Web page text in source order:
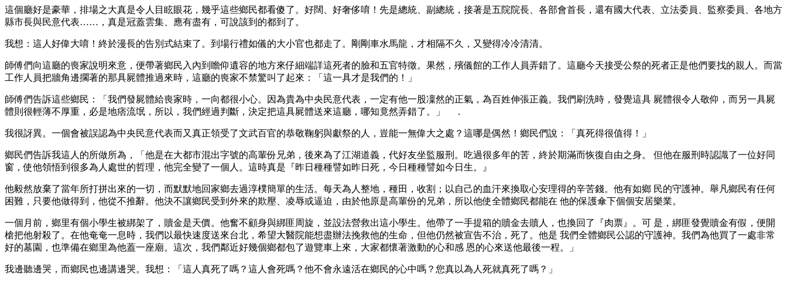
這個廳好是豪華，排場之大真是令人目眩眼花，幾乎這些鄉民都看傻了。好闊、好奢侈唷！先是總統、副總統，接著是五院院長、各部會首長，還有國大代表、立法委員、監察委員、各地方
縣市長與民意代表……，真是冠蓋雲集、應有盡有，可說該到的都到了。
我想：這人好偉大唷！終於漫長的告別式結束了。到場行禮如儀的大小官也都走了。剛剛車水馬龍，才相隔不久，又變得冷冷清清。
師傅們向這廳的喪家說明來意，便帶著鄉民入內到瞻仰遺容的地方來仔細端詳這死者的臉和五官特徵。果然，殯儀館的工作人員弄錯了。這廳今天接受公祭的死者正是他們要找的親人。而當
工作人員把牆角邊擱著的那具屍體推過來時，這廳的喪家不禁驚叫了起來：「這一具才是我們的！」
師傅們告訴這些鄉民：「我們發屍體給喪家時，一向都很小心。因為貴為中央民意代表，一定有他一股凜然的正氣，為百姓伸張正義。我們刷洗時，發覺這具 屍體很令人敬仰，而另一具屍
體則很輕薄不厚重，必是地痞流氓，所以，我們經過判斷，決定把這具屍體送來這廳，哪知竟然弄錯了。」 ．
我很訝異。一個會被誤認為中央民意代表而又真正領受了文武百官的恭敬鞠躬與獻祭的人，豈能一無偉大之處？這哪是偶然！鄉民們說：「真死得很值得！」
鄉民們告訴我這人的所做所為，「他是在大都市混出字號的高輩份兄弟，後來為了江湖道義，代好友坐監服刑。吃過很多年的苦，終於期滿而恢復自由之身。 但他在服刑時認識了一位好同
窗，使他領悟到很多為人處世的哲理，他完全變了一個人。這時真是『昨日種種譬如昨日死，今日種種譬如今日生。』
他毅然放棄了當年所打拼出來的一切，而默默地回家鄉去過淳樸簡單的生活。每天為人整地，種田，收割；以自己的血汗來換取心安理得的辛苦錢。他有如鄉 民的守護神。舉凡鄉民有任何
困難，只要他做得到，他從不推辭。他決不讓鄉民受到外來的欺壓、凌辱或逼迫，由於他原是高輩份的兄弟，所以他使全體鄉民都能在 他的保護傘下個個安居樂業。
一個月前，鄉里有個小學生被綁架了，贖金是天價。他奮不顧身與綁匪周旋，並設法營救出這小學生。他帶了一手提箱的贖金去贖人，也換回了『肉票』。可 是，綁匪發覺贖金有假，便開
槍把他射殺了。在他奄奄一息時，我們以最快速度送來台北，希望大醫院能想盡辦法挽救他的生命，但他仍然被宣告不治，死了。他是 我們全體鄉民公認的守護神。我們為他買了一處非常
好的墓園，也準備在鄉里為他蓋一座廟。這次，我們鄰近好幾個鄉都包了遊覽車上來，大家都懷著激動的心和感 恩的心來送他最後一程。」
我邊聽邊哭，而鄉民也邊講邊哭。我想：「這人真死了嗎？這人會死嗎？他不會永遠活在鄉民的心中嗎？您真以為人死就真死了嗎？」